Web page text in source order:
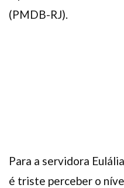
(PMDB-RJ).
Para a servidora
é triste perceber o